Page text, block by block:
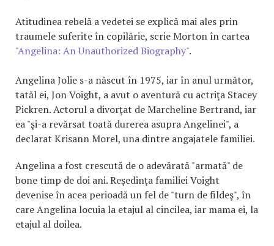
Atitudinea rebelă a vedetei se explică mai ales prin
traumele suferite în copilărie, scrie Morton în cartea
"Angelina: An Unauthorized Biography".
Angelina Jolie s-a născut în 1975, iar în anul următor,
tatăl ei, Jon Voight, a avut o aventură cu actriţa Stacey
Pickren. Actorul a divorţat de Marcheline Bertrand, iar
ea "şi-a revărsat toată durerea asupra Angelinei", a
declarat Krisann Morel, una dintre angajatele familiei.
Angelina a fost crescută de o adevărată "armată" de
bone timp de doi ani. Reşedinţa familiei Voight
devenise în acea perioadă un fel de "turn de fildeş", în
care Angelina locuia la etajul al cincilea, iar mama ei, la
etajul al doilea.